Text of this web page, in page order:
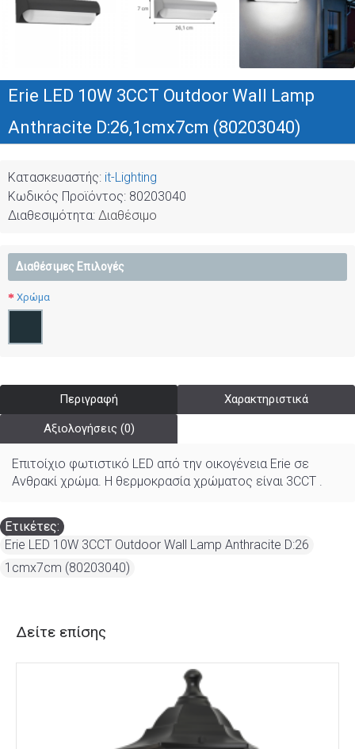
Erie LED 10W 3CCT Outdoor Wall Lamp
Anthracite D:26,1cmx7cm (80203040)
Κατασκευαστής: it-Lighting
Κωδικός Προϊόντος: 80203040
Διαθεσιμότητα: Διαθέσιμο
Διαθέσιμες Επιλογές
Χρώμα
Περιγραφή Χαρακτηριστικά
Αξιολογήσεις (0)
Επιτοίχιο φωτιστικό LED από την οικογένεια Erie σε
Ανθρακί χρώμα. Η θερμοκρασία χρώματος είναι 3CCT .
Ετικέτες:
Erie LED 10W 3CCT Outdoor Wall Lamp Anthracite D:26
1cmx7cm (80203040)
Δείτε επίσης